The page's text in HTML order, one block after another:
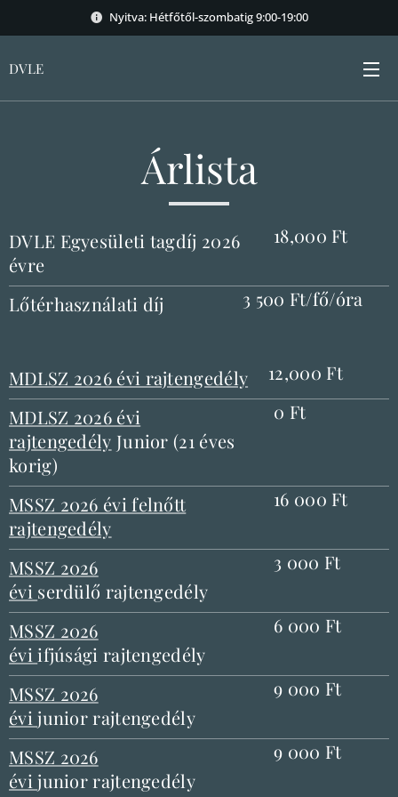
Nyitva: Hétfőtől-szombatig 9:00-19:00
DVLE
Árlista
DVLE Egyesületi tagdíj 2026
évre
18,000 Ft
Lőtérhasználati díj 3 500 Ft/fő/óra
MDLSZ 2026 évi rajtengedély
12,000 Ft
MDLSZ 2026 évi
rajtengedély Junior (21 éves
korig)
0 Ft
MSSZ 2026 évi felnőtt
rajtengedély
16 000 Ft
MSSZ 2026
évi serdülő rajtengedély
3 000 Ft
MSSZ 2026
évi ifjúsági rajtengedély
6 000 Ft
MSSZ 2026
évijunior rajtengedély
9 000 Ft
MSSZ 2026
évijunior rajtengedély
9 000 Ft